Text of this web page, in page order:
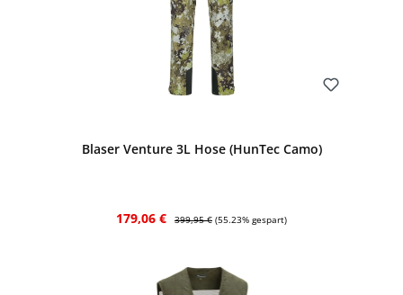
Blaser Venture 3L Hose (HunTec Camo)
Verkaufspreis:
179,06 € Regulärer Preis:
399,95 € (55.23% gespart)